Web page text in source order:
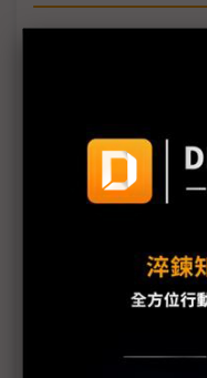
微軟CEO：
Arm架構大軍再戰
高通PC平台首發微
挑戰英特爾霸權
微軟Azure Cobalt